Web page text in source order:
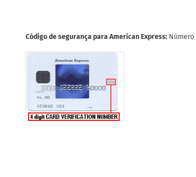
Código de segurança para American Express: